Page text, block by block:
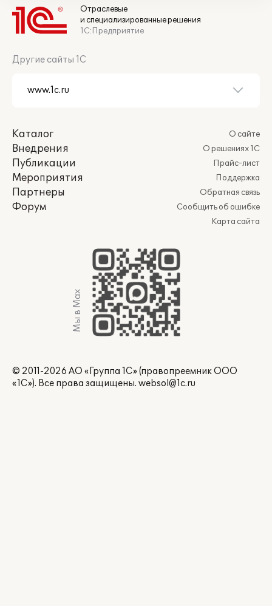
Отраслевые
и специализированные решения
1С:Предприятие
Другие сайты 1С
Каталог
Внедрения
Публикации
Мероприятия
Партнеры
Форум
О сайте
О решениях 1С
Прайс-лист
Поддержка
Обратная связь
Сообщить об ошибке
Карта сайта
Мы в Max
© 2011-2026 АО «Группа 1С» (правопреемник ООО
«1С»). Все права защищены. websol@1c.ru